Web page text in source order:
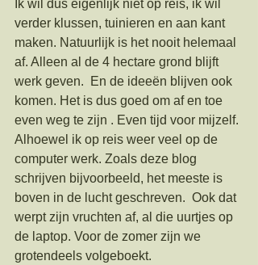
Ik wil dus eigenlijk niet op reis, ik wil
verder klussen, tuinieren en aan kant
maken. Natuurlijk is het nooit helemaal
af. Alleen al de 4 hectare grond blijft
werk geven.  En de ideeën blijven ook
komen. Het is dus goed om af en toe
even weg te zijn . Even tijd voor mijzelf.
Alhoewel ik op reis weer veel op de
computer werk. Zoals deze blog
schrijven bijvoorbeeld, het meeste is
boven in de lucht geschreven.  Ook dat
werpt zijn vruchten af, al die uurtjes op
de laptop. Voor de zomer zijn we
grotendeels volgeboekt.